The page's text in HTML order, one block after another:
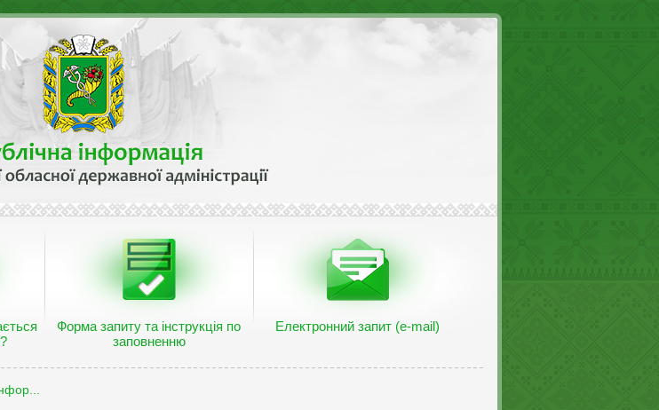
Форма запиту та інструкція по
заповненню
Електронний запит (e-mail)